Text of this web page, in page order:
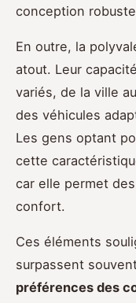
conception
En outre, la
atout. Leur
variés, de la ville
des véhicules
Les gens optant
cette
car elle permet
confort.
Ces éléments
surpassent
préférences des